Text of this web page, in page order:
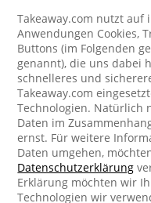
Takeaway.com nutzt
Anwendungen Cookies,
Buttons (im Folgenden
genannt), die uns dabei
schnelleres und
Takeaway.com
Technologien. Natürlich
Daten im
ernst. Für weitere
Daten umgehen,
Datenschutzerklärung
Erklärung möchten wir
Technologien wir